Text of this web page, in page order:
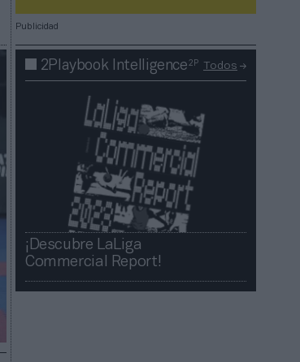
Publicidad
2Playbook Intelligence2P Todos
¡Descubre LaLiga
Commercial Report!​​